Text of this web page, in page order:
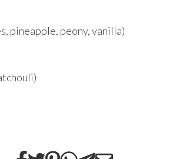
peony, vanilla)